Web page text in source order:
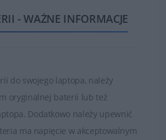
baterie są w stanie działać długo
się w ofercie sklepu DELL24 są
zamiennymi lub wysokiej jakości
- WAŻNE INFORMACJE
do swojego laptopa, należy
oryginalnej baterii lub też
Dodatkowo należy upewnić
ma napięcie w akceptowalnym